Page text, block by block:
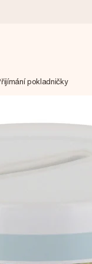
ho mohli darovat
známkou 4,8.
jménem, vaší
pokladničky